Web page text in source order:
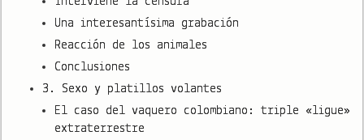
Una interesantísima grabación
Reacción de los animales
Conclusiones
3. Sexo y platillos volantes
El caso del vaquero colombiano: triple «ligue»
extraterrestre